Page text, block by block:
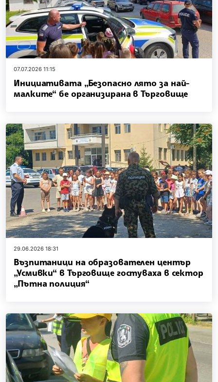
07.07.2026 11:15
Инициативата „Безопасно лято за най-
малките“ бе организирана в Търговище
29.06.2026 18:31
Възпитаници на образователен център
„Усмивки“ в Търговище гостуваха в сектор
„Пътна полиция“